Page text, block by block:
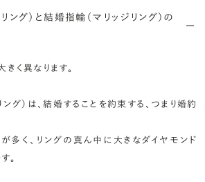
ング）と結婚指輪（マリッジリング）の
く異なります。
グ）は、結婚することを約束する、つまり婚約
多く、リングの真ん中に大きなダイヤモンド
。